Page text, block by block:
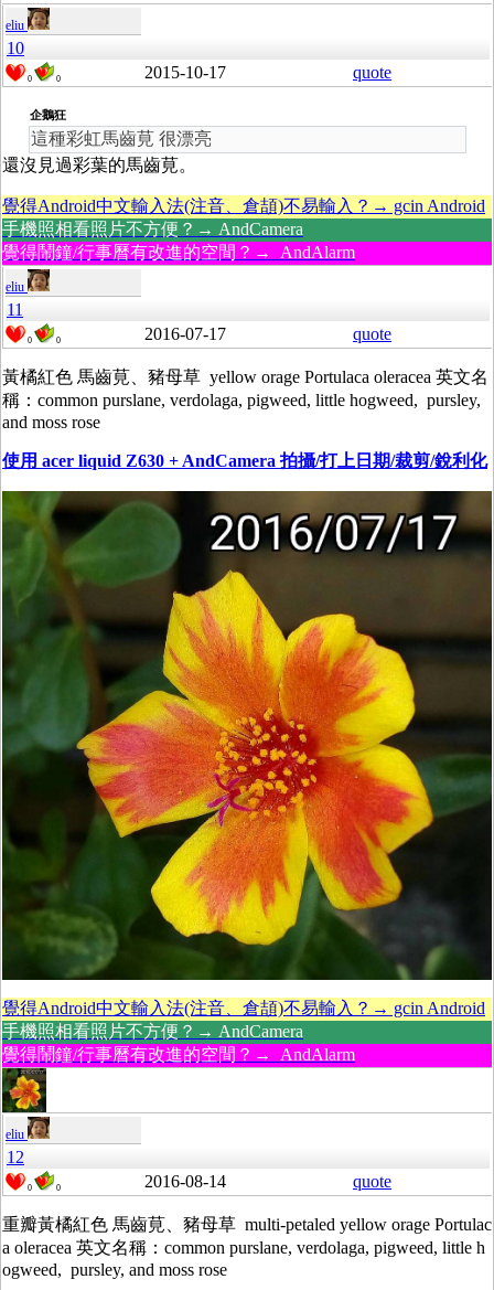
eliu
10
0 0 2015-10-17 quote
企鵝狂
這種彩虹馬齒莧 很漂亮
還沒見過彩葉的馬齒莧。
覺得Android中文輸入法(注音、倉頡)不易輸入？→ gcin Android
手機照相看照片不方便？→ AndCamera
覺得鬧鐘/行事曆有改進的空間？→ AndAlarm
eliu
11
0 0 2016-07-17 quote
黃橘紅色 馬齒莧、豬母草 yellow orage Portulaca oleracea 英文名
稱：common purslane, verdolaga, pigweed, little hogweed, pursley,
and moss rose
使用 acer liquid Z630 + AndCamera 拍攝/打上日期/裁剪/銳利化
覺得Android中文輸入法(注音、倉頡)不易輸入？→ gcin Android
手機照相看照片不方便？→ AndCamera
覺得鬧鐘/行事曆有改進的空間？→ AndAlarm
eliu
12
0 0 2016-08-14 quote
重瓣黃橘紅色 馬齒莧、豬母草 multi-petaled yellow orage Portulac
a oleracea 英文名稱：common purslane, verdolaga, pigweed, little h
ogweed, pursley, and moss rose